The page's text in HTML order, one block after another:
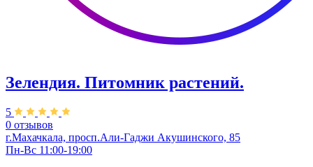
Зелендия. Питомник растений.
5
0 отзывов
г.Махачкала, просп.Али-Гаджи Акушинского, 85
Пн-Вс 11:00-19:00